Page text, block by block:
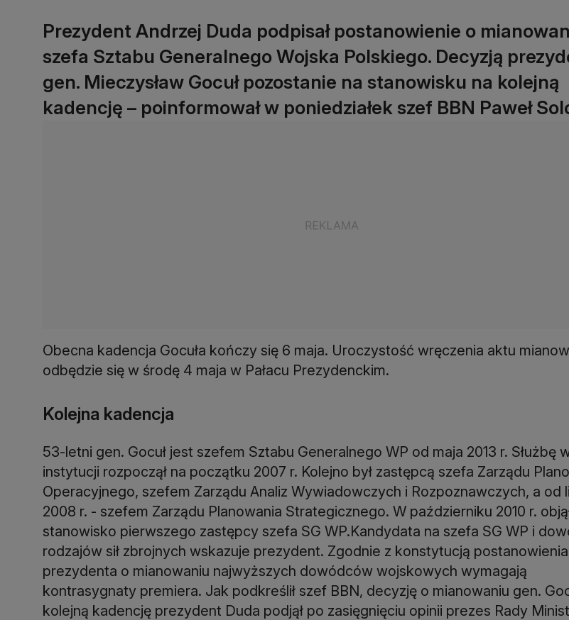
Prezydent Andrzej Duda podpisał postanowienie o
szefa Sztabu Generalnego Wojska Polskiego. Decyzją
gen. Mieczysław Gocuł pozostanie na stanowisku na kolejną
kadencję – poinformował w poniedziałek szef BBN Paweł
Obecna kadencja Gocuła kończy się 6 maja. Uroczystość wręczenia aktu
odbędzie się w środę 4 maja w Pałacu Prezydenckim.
Kolejna kadencja
53-letni gen. Gocuł jest szefem Sztabu Generalnego WP od maja 2013 r. Służbę
instytucji rozpoczął na początku 2007 r. Kolejno był zastępcą szefa Zarządu
Operacyjnego, szefem Zarządu Analiz Wywiadowczych i Rozpoznawczych, a od
2008 r. - szefem Zarządu Planowania Strategicznego. W październiku 2010 r.
stanowisko pierwszego zastępcy szefa SG WP.Kandydata na szefa SG WP i
rodzajów sił zbrojnych wskazuje prezydent. Zgodnie z konstytucją postanowienia
prezydenta o mianowaniu najwyższych dowódców wojskowych wymagają
kontrasygnaty premiera. Jak podkreślił szef BBN, decyzję o mianowaniu gen.
kolejną kadencję prezydent Duda podjął po zasięgnięciu opinii prezes Rady